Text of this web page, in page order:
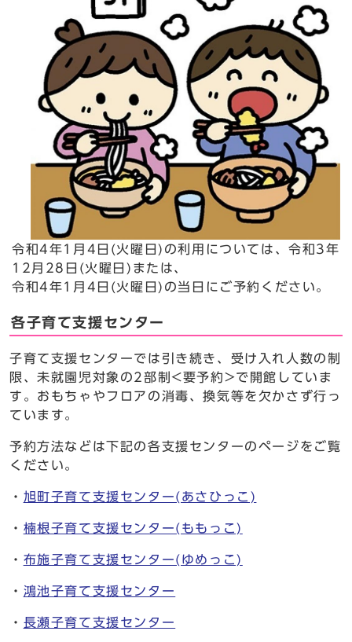
令和4年1月4日(火曜日)の利用については、令和3年
12月28日(火曜日)または、
令和4年1月4日(火曜日)の当日にご予約ください。
各子育て支援センター
子育て支援センターでは引き続き、受け入れ人数の制
限、未就園児対象の2部制<要予約>で開館していま
す。おもちゃやフロアの消毒、換気等を欠かさず行っ
ています。
予約方法などは下記の各支援センターのページをご覧
ください。
・ 旭町子育て支援センター(あさひっこ)
・ 楠根子育て支援センター(ももっこ)
・ 布施子育て支援センター(ゆめっこ)
・ 鴻池子育て支援センター
・ 長瀬子育て支援センター